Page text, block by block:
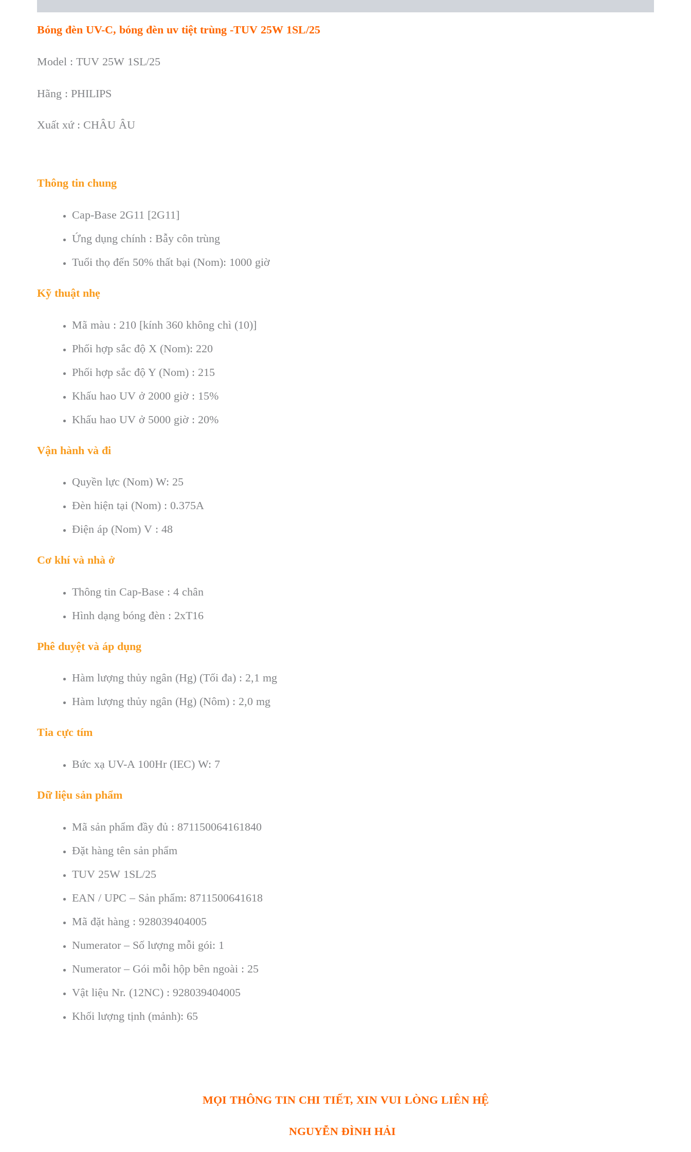
Bóng đèn UV-C, bóng đèn uv tiệt trùng -TUV 25W 1SL/25
Model : TUV 25W 1SL/25
Hãng : PHILIPS
Xuất xứ : CHÂU ÂU
Thông tin chung
Cap-Base 2G11 [2G11]
Ứng dụng chính : Bẫy côn trùng
Tuổi thọ đến 50% thất bại (Nom): 1000 giờ
Kỹ thuật nhẹ
Mã màu : 210 [kính 360 không chì (10)]
Phối hợp sắc độ X (Nom): 220
Phối hợp sắc độ Y (Nom) : 215
Khấu hao UV ở 2000 giờ : 15%
Khấu hao UV ở 5000 giờ : 20%
Vận hành và đi
Quyền lực (Nom) W: 25
Đèn hiện tại (Nom) : 0.375A
Điện áp (Nom) V : 48
Cơ khí và nhà ở
Thông tin Cap-Base : 4 chân
Hình dạng bóng đèn : 2xT16
Phê duyệt và áp dụng
Hàm lượng thủy ngân (Hg) (Tối đa) : 2,1 mg
Hàm lượng thủy ngân (Hg) (Nôm) : 2,0 mg
Tia cực tím
Bức xạ UV-A 100Hr (IEC) W: 7
Dữ liệu sản phẩm
Mã sản phẩm đầy đủ : 871150064161840
Đặt hàng tên sản phẩm
TUV 25W 1SL/25
EAN / UPC – Sản phẩm: 8711500641618
Mã đặt hàng : 928039404005
Numerator – Số lượng mỗi gói: 1
Numerator – Gói mỗi hộp bên ngoài : 25
Vật liệu Nr. (12NC) : 928039404005
Khối lượng tịnh (mảnh): 65
MỌI THÔNG TIN CHI TIẾT, XIN VUI LÒNG LIÊN HỆ
NGUYỄN ĐÌNH HẢI